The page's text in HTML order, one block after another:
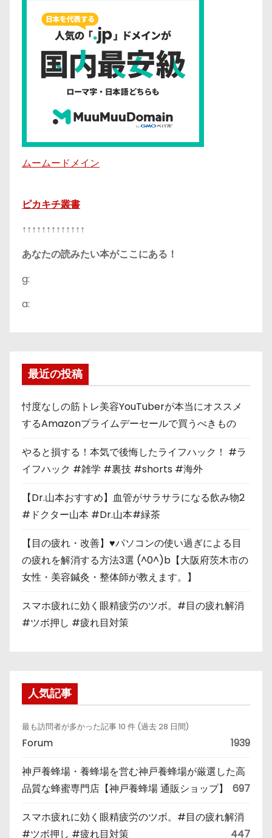
ムームードメイン
ピカキチ叢書
↑↑↑↑↑↑↑↑↑↑↑↑↑
あなたの読みたい本がここにある！
g:
a:
最近の投稿
忖度なしの筋トレ美容YouTuberが本当にオススメ
するAmazonプライムデーセールで買うべきもの
やると損する！本気で後悔したライフハック！ #ラ
イフハック #雑学 #裏技 #shorts #海外
【Dr.山本おすすめ】血管がサラサラになる飲み物2
#ドクター山本 #Dr.山本#緑茶
【目の疲れ・改善】♥パソコンの使い過ぎによる目
の疲れを解消する方法3選 (^0^)b【大阪府茨木市の
女性・美容鍼灸・整体師が教えます。】
スマホ疲れに効く眼精疲労のツボ。#目の疲れ解消
#ツボ押し #疲れ目対策
人気記事
最も訪問者が多かった記事 10 件 (過去 28 日間)
Forum 1939
神戸養蜂場・養蜂場を営む神戸養蜂場が厳選した高
品質な蜂蜜専門店【神戸養蜂場 通販ショップ】
697
スマホ疲れに効く眼精疲労のツボ。#目の疲れ解消
#ツボ押し #疲れ目対策
447